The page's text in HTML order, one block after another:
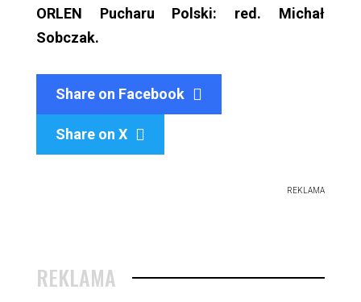
ORLEN Pucharu Polski: red. Michał
Sobczak.
Share on Facebook
Share on X 
REKLAMA
REKLAMA